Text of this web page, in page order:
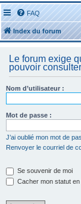
FAQ
Index du forum
Le forum exige
pouvoir
Nom d’utilisateur :
Mot de passe :
J’ai oublié mon mot de
Renvoyer le courriel de
Se souvenir de moi
Cacher mon statut